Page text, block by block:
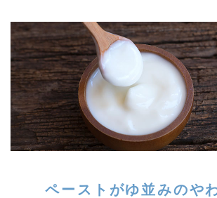
ペーストがゆ並みのや